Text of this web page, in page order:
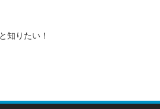
知りたい！